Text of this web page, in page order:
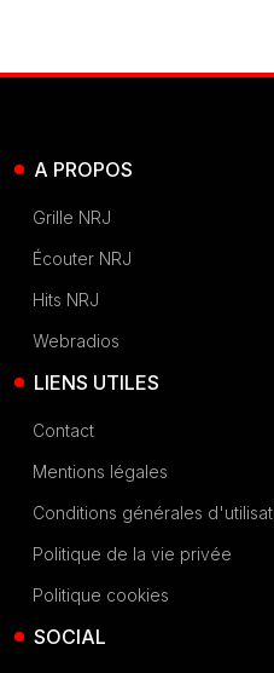
A PROPOS
Grille NRJ
Écouter NRJ
Hits NRJ
Webradios
LIENS UTILES
Contact
Mentions légales
Conditions générales
Politique de la vie privée
Politique cookies
SOCIAL